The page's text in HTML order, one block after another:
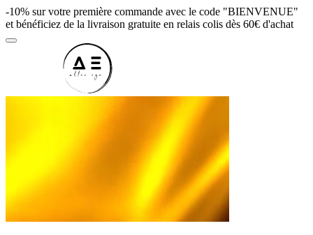
-10% sur votre première commande avec le code "BIENVENUE"
et bénéficiez de la livraison gratuite en relais colis dès 60€ d'achat